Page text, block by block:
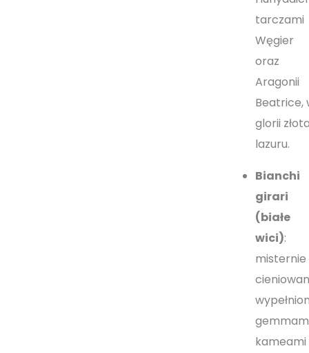
tarczami
Węgier
oraz
Aragonii
Beatrice,
glorii
lazuru.
Bianchi
girari
(białe
wici):
misternie
kameami